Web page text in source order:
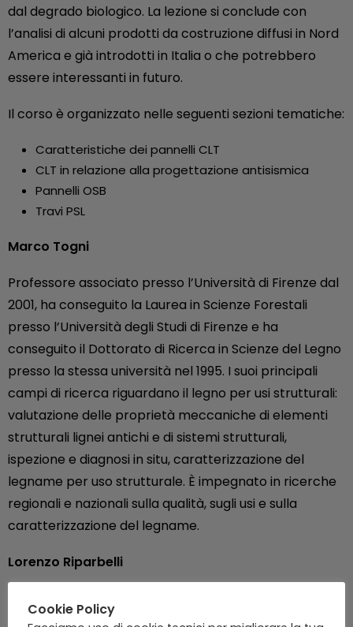
dal degrado biologico. La lezione si conclude con
l’analisi di alcuni prodotti da costruzione diffusi in Nord
America e già introdotti in Italia o che potrebbero
essere interessanti in futuro.
Il corso è organizzato nelle seguenti sezioni tematiche:
Caratteristiche dei pannelli CLT
CLT in relazione alla progettazione antisismica
Pannelli OSB
Travi PSL
Marco Togni
Professore associato presso l’Università di Firenze dal
2001, ha conseguito la Laurea in Scienze Forestali
presso l’Università degli Studi di Firenze e ha
conseguito il Dottorato di Ricerca in Scienze del Legno
presso la stessa università nel 1995. I suoi principali
campi di ricerca riguardano il legno per usi strutturali:
valutazione delle proprietà meccaniche di elementi
strutturali lignei antichi e di sistemi strutturali,
ispezione e diagnosi in situ, caratterizzazione del
legname per uso strutturale. È impegnato in ricerche
regionali e nazionali sulla qualità, sugli usi e sulla
caratterizzazione del legname.
Lorenzo Riparbelli
la laurea magistrale in Ingegneria Civile presso
Cookie Policy